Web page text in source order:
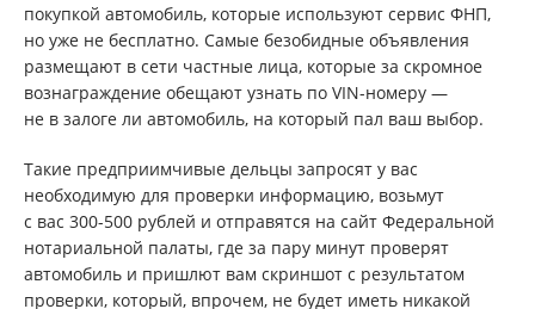
покупкой автомобиль, которые используют сервис ФНП,
но уже не бесплатно. Самые безобидные объявления
размещают в сети частные лица, которые за скромное
вознаграждение обещают узнать по VIN-номеру —
не в залоге ли автомобиль, на который пал ваш выбор.
Такие предприимчивые дельцы запросят у вас
необходимую для проверки информацию, возьмут
с вас 300-500 рублей и отправятся на сайт Федеральной
нотариальной палаты, где за пару минут проверят
автомобиль и пришлют вам скриншот с результатом
проверки, который, впрочем, не будет иметь никакой